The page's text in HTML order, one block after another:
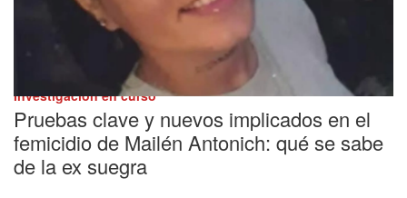
Investigación en curso
Pruebas clave y nuevos implicados en el
femicidio de Mailén Antonich: qué se sabe
de la ex suegra